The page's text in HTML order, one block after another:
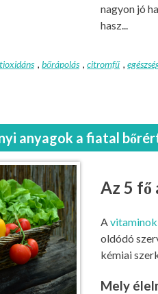
nagyon jó
hasz...
, bőrápolás , citromfű ,
anyagok a fiatal
Az 5 fő
Avitaminok
oldódó
kémiai
Mely